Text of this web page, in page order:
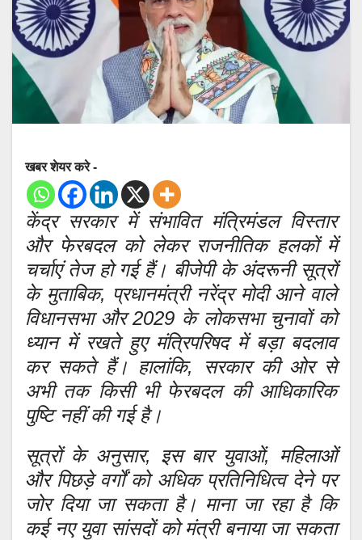
खबर शेयर करे -
केंद्र सरकार में संभावित मंत्रिमंडल विस्तार
और फेरबदल को लेकर राजनीतिक हलकों में
चर्चाएं तेज हो गई हैं। बीजेपी के अंदरूनी सूत्रों
के मुताबिक, प्रधानमंत्री नरेंद्र मोदी आने वाले
विधानसभा और 2029 के लोकसभा चुनावों को
ध्यान में रखते हुए मंत्रिपरिषद में बड़ा बदलाव
कर सकते हैं। हालांकि, सरकार की ओर से
अभी तक किसी भी फेरबदल की आधिकारिक
पुष्टि नहीं की गई है।
सूत्रों के अनुसार, इस बार युवाओं, महिलाओं
और पिछड़े वर्गों को अधिक प्रतिनिधित्व देने पर
जोर दिया जा सकता है। माना जा रहा है कि
कई नए युवा सांसदों को मंत्री बनाया जा सकता